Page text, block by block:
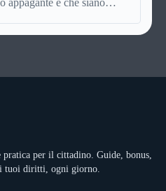
appagante e che siano
un mito da
di veicoli che coniugano
necessarie
per il cittadino. Guide, bonus,
i tuoi diritti, ogni giorno.